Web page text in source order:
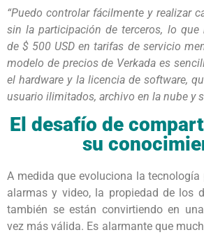
“Puedo controlar fácilmente y realizar
sin la participación de terceros, lo que
de $ 500 USD en tarifas de servicio
modelo de precios de Verkada es
el hardware y la licencia de software,
usuario ilimitados, archivo en la nube y
El desafío de
su
A medida que evoluciona la
alarmas y video, la propiedad de los
también se están convirtiendo en
vez más válida. Es alarmante que